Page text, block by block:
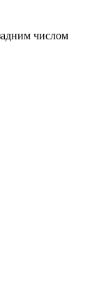
числом